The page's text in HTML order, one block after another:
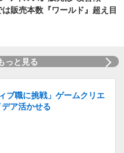
販売本数『ワールド』超え目
っと見る
ブ職に挑戦」ゲームクリエ
ア活かせる